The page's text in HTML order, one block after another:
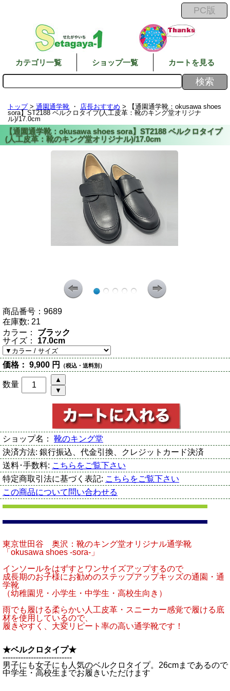
カテゴリ一覧 ショップ一覧 カートを見る
トップ> 通園通学靴 ・ 店長おすすめ > 【通園通学靴：okusawa shoes
sora】ST2188 ベルクロタイプ(人工皮革：靴のキング堂オリジナ
ル)/17.0cm
商品番号： 9689
在庫数: 21
カラー：
ブラック
サイズ：
17.0cm
価格： 9,900 円 （税込・送料別）
数量
ショップ名： 靴のキング堂
決済方法: 銀行振込、代金引換、クレジットカード決済
送料･手数料: こちらをご覧下さい
特定商取引法に基づく表記: こちらをご覧下さい
この商品について問い合わせる
東京世田谷 奥沢：靴のキング堂オリジナル通学靴
「okusawa shoes -sora-」
インソールをはずすとワンサイズアップするので
成長期のお子様にお勧めのステップアップキッズの通園・通
学靴
（幼稚園児・小学生・中学生・高校生向き）
雨でも履ける柔らかい人工皮革・スニーカー感覚で履ける底
材を使用しているので、
履きやすく、大変リピート率の高い通学靴です！
★ベルクロタイプ★
---------------------------
男子にも女子にも人気のベルクロタイプ。26cmまであるので
中学生・高校生までお履きいただけます